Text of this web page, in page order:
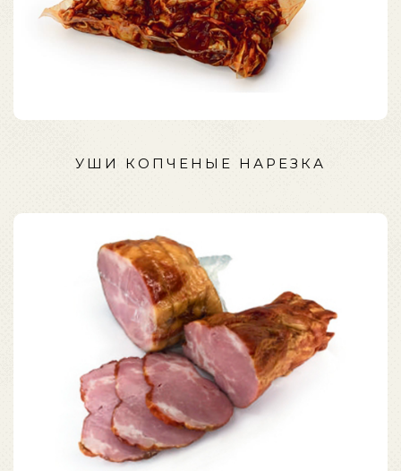
УШИ КОПЧЕНЫЕ НАРЕЗКА